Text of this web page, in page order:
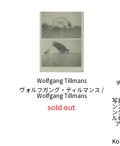
Wolfgang Tillmans
ヴォルフガング・ティルマンス /
Wolfgang Tillmans
sold out
写
ン
ル